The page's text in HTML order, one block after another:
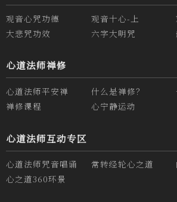
观音心咒功德 观音十心-上
大悲咒功效
六字大明咒
心道法师禅修
心道法师平安禅 什么是禅修？
禅修课程
心宁静运动
心道法师互动专区
心道法师咒音唱诵 常转经轮心之道
心之道360环景